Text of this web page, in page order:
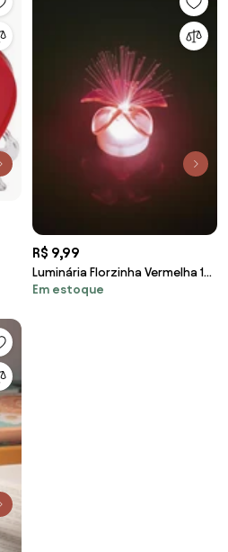
R$ 9,99
Luminária Florzinha Vermelha 1
Peça
Em estoque